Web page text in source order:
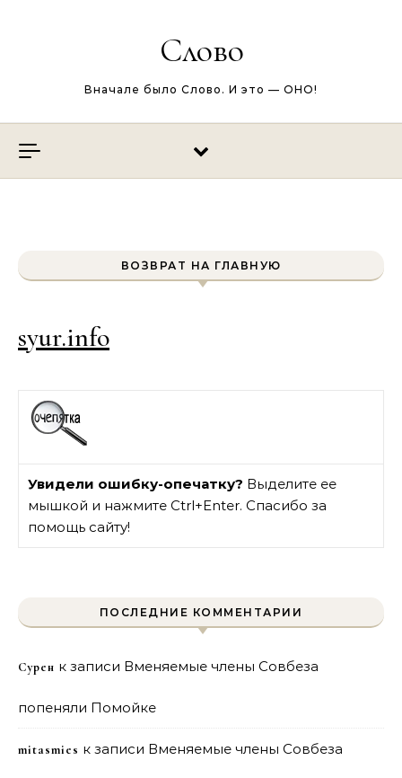
Слово
Вначале было Слово. И это — ОНО!
ВОЗВРАТ НА ГЛАВНУЮ
syur.info
Увидели ошибку-опечатку? Выделите ее
мышкой и нажмите Ctrl+Enter. Спасибо за
помощь сайту!
ПОСЛЕДНИЕ КОММЕНТАРИИ
Сурен к записи Вменяемые члены Совбеза
попеняли Помойке
mitasmies к записи Вменяемые члены Совбеза